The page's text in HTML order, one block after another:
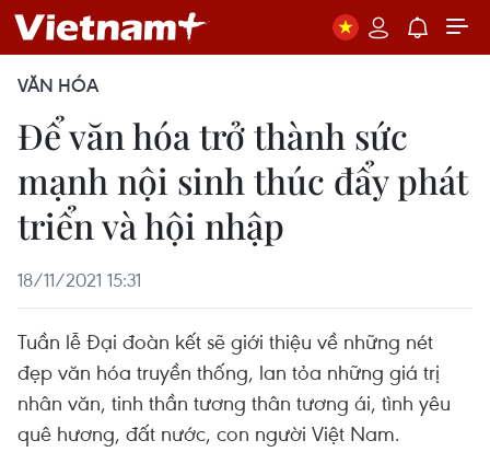
VĂN HÓA
Để văn hóa trở thành sức
mạnh nội sinh thúc đẩy phát
triển và hội nhập
18/11/2021 15:31
Tuần lễ Đại đoàn kết sẽ giới thiệu về những nét
đẹp văn hóa truyền thống, lan tỏa những giá trị
nhân văn, tinh thần tương thân tương ái, tình yêu
quê hương, đất nước, con người Việt Nam.